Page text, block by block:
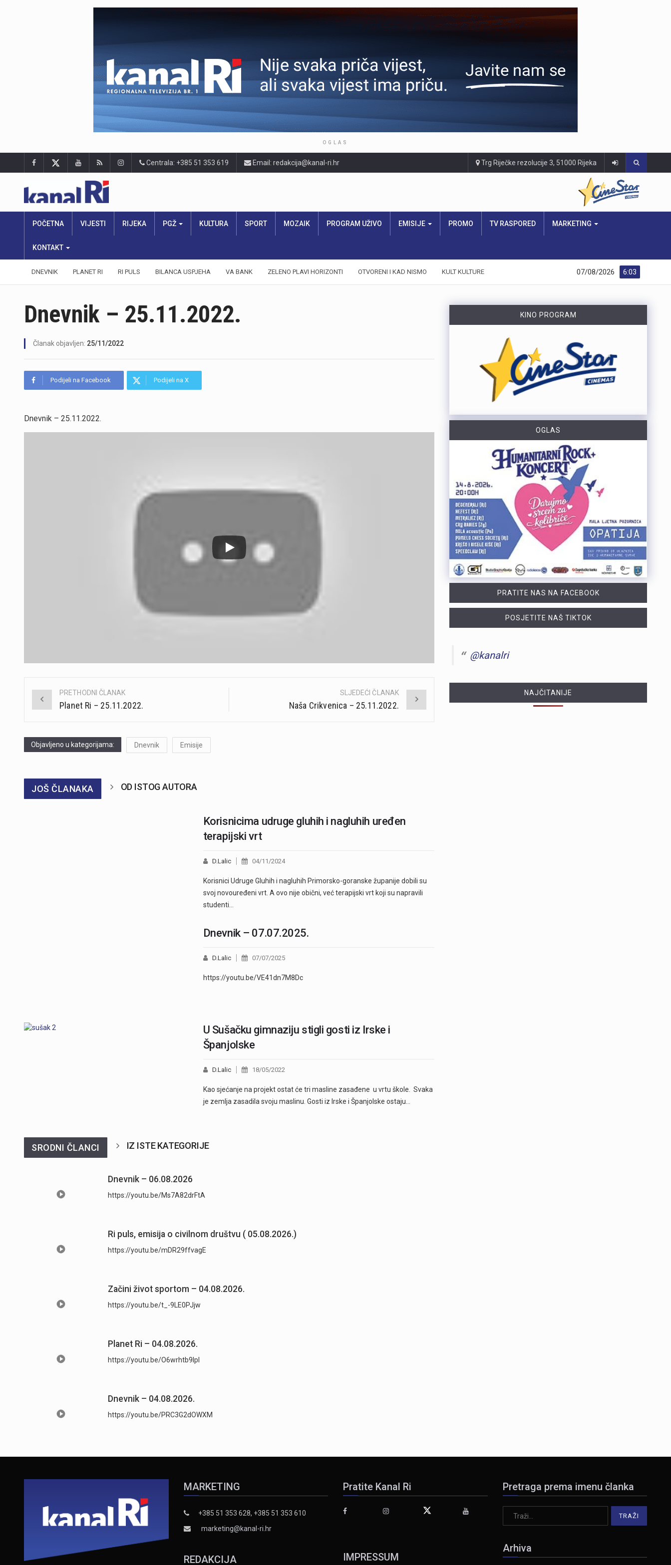
OGLAS
Centrala: +385 51 353 619 Email: redakcija@kanal-ri.hr Trg Riječke rezolucije 3, 51000 Rijeka
POČETNA VIJESTI RIJEKA PGŽ KULTURA SPORT MOZAIK PROGRAM UŽIVO EMISIJE PROMO TV RASPORED MARKETING
KONTAKT
DNEVNIK PLANET RI RI PULS BILANCA USPJEHA VA BANK ZELENO PLAVI HORIZONTI OTVORENI I KAD NISMO KULT KULTURE 6:03
07/08/2026
Dnevnik – 25.11.2022.
Članak objavljen: 25/11/2022
Podijeli na Facebook Podijeli na X
Dnevnik – 25.11.2022.
Post
PRETHODNI ČLANAK
Planet Ri – 25.11.2022.
SLJEDEĆI ČLANAK
Naša Crikvenica – 25.11.2022.
Objavljeno u kategorijama: Dnevnik Emisije
JOŠ ČLANAKA OD ISTOG AUTORA
Korisnicima udruge gluhih i nagluhih uređen
terapijski vrt
D.Lalic 04/11/2024
Korisnici Udruge Gluhih i nagluhih Primorsko-goranske županije dobili su
svoj novouređeni vrt. A ovo nije obični, već terapijski vrt koji su napravili
studenti…
Dnevnik – 07.07.2025.
D.Lalic 07/07/2025
https://youtu.be/VE41dn7M8Dc
U Sušačku gimnaziju stigli gosti iz Irske i
Španjolske
D.Lalic 18/05/2022
Kao sjećanje na projekt ostat će tri masline zasađene u vrtu škole. Svaka
je zemlja zasadila svoju maslinu. Gosti iz Irske i Španjolske ostaju…
SRODNI ČLANCI IZ ISTE KATEGORIJE
Dnevnik – 06.08.2026
https://youtu.be/Ms7A82drFtA
Ri puls, emisija o civilnom društvu ( 05.08.2026.)
https://youtu.be/mDR29ffvagE
Začini život sportom – 04.08.2026.
https://youtu.be/t_-9LE0PJjw
Planet Ri – 04.08.2026.
https://youtu.be/O6wrhtb9lpI
Dnevnik – 04.08.2026.
https://youtu.be/PRC3G2dOWXM
KINO PROGRAM
OGLAS
PRATITE NAS NA FACEBOOK
POSJETITE NAŠ TIKTOK
@kanalri
NAJČITANIJE
MARKETING
+385 51 353 628, +385 51 353 610
marketing@kanal-ri.hr
REDAKCIJA
Pratite Kanal Ri
IMPRESSUM
Pretraga prema imenu članka
Arhiva